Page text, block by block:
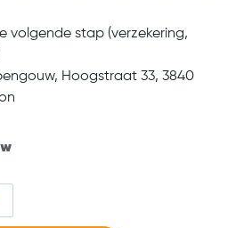
volgende stap (verzekering,
Hoogstraat 33, 3840